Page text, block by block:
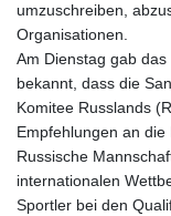
umzuschreiben,
Organisationen.
Am Dienstag gab
bekannt, dass die
Komitee Russlands
Empfehlungen an
Russische
internationalen
Sportler bei den